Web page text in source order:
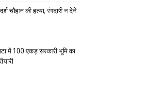
चौहान की हत्या, रंगदारी न देने
में 100 एकड़ सरकारी भूमि का